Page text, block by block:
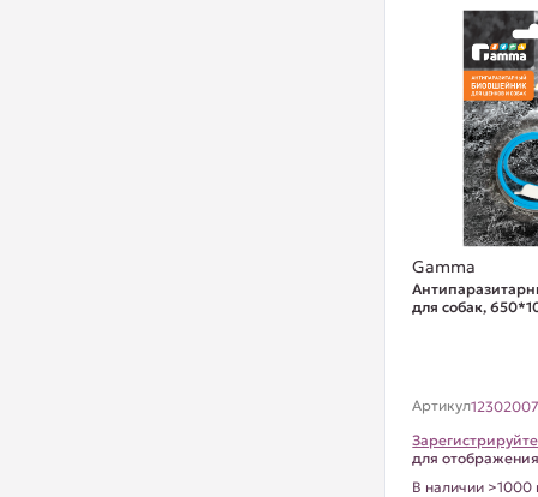
Gamma
для собак,
Артикул
для
В наличии >1000